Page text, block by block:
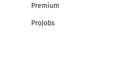
Premium
ProJobs